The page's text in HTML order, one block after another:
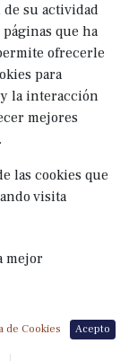
su actividad
que ha
ofrecerle
para
la interacción
mejores
las cookies que
visita
id de sesión
Archivo Token
mejor
de Cookies Acepto